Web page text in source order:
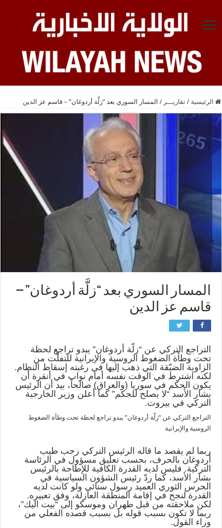
الرئيسية / تقاريـــر / المسار السوري بعد “زلَّة أردوغان” – قاسم عز الدين
المسار السوري بعد “زلَّة أردوغان” –
قاسم عز الدين
التراجع التركي عن “زلّة أردوغان” يبدو تراجع لحظة
تحت وطأة الضغوط الروسية والإيرانية للتفلّت من
الزاوية الضيّقة التي ذهب إليها في رغبته إسقاط النظام.
لكنه اشترط في الوقت نفسه أمام نواب في أنقرة أن
يكون الحكم في سوريا (والعراق) صالحاً، بيد أن الرئيس
بشار الأسد “لا يصلح للحكم” كما أعلن وزير الخارجية
التركي في بيروت.
التراجع التركي عن “زلّة أردوغان” يبدو تراجع لحظة تحت وطأة الضغوط
الروسية والإيرانية
ربما لم يقصد ما قاله الرئيس التركي رجب طيب
أردوغان بالحرف، بحسب تعليق مسؤول في الرئاسة
التركية. فليس لديه القدرة الكافية للإطاحة بالرئيس
بشار الأسد، كما ردّ رئيس الشؤون السياسية في
الحرس الثوري العميد رسول سنائي ولو كانت لديه
القدرة لنجح في إقامة المنطقة العازلة، وفق تعبيره.
لكن ملاحقته من قبل طهران وموسكو إلى “بيت اليك”،
ربما لا تكون بسبب قوله بل بسبب قصده الفعلي من
وراء القول.